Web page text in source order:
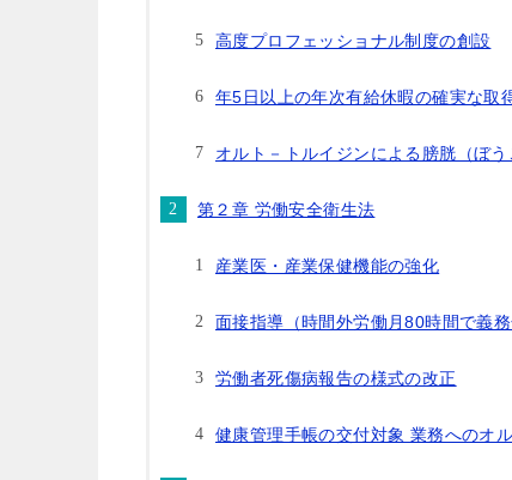
高度プロフェッショナル制度の創設
年5日以上の年次有給休暇の確実な取
オルト－トルイジンによる膀胱（ぼ
第２章 労働安全衛生法
産業医・産業保健機能の強化
面接指導（時間外労働月80時間で義務
労働者死傷病報告の様式の改正
健康管理手帳の交付対象 業務へのオ